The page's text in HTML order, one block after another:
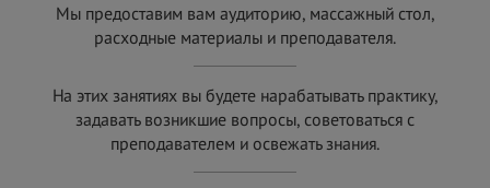
Мы предоставим вам аудиторию, массажный стол,
расходные материалы и преподавателя.
На этих занятиях вы будете нарабатывать практику,
задавать возникшие вопросы, советоваться с
преподавателем и освежать знания.